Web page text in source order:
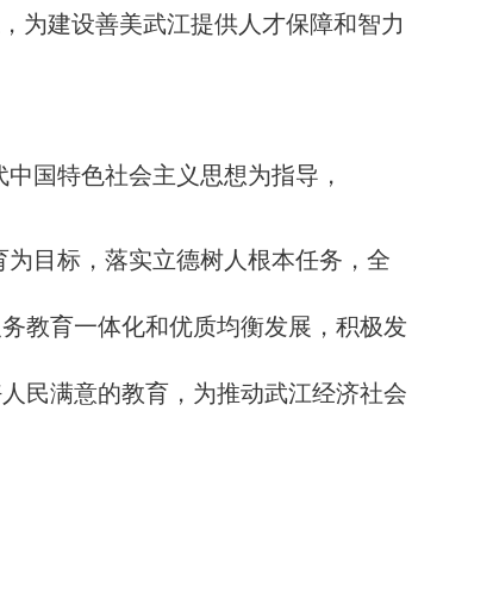
为建设善美武江提供人才保障和智力
国特色社会主义思想为指导，
目标，落实立德树人根本任务，全
教育一体化和优质均衡发展，积极发
民满意的教育，为推动武江经济社会